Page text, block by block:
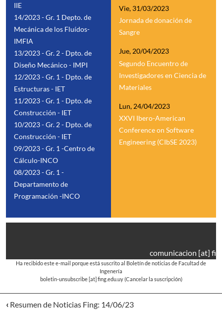
IIE
14/2023 - Gr. 1 Depto. de
Mecánica de los Fluídos-
IMFIA
13/2023 - Gr. 2 - Dpto. de
Diseño Mecánico - IMPI
12/2023 - Gr. 1 - Dpto. de
Estructuras - IET
11/2023 - Gr. 1 - Dpto. de
Construcción - IET
10/2023 - Gr. 2 - Dpto. de
Construcción - IET
09/2023 - Gr. 1 -Centro de
Cálculo-INCO
08/2023 - Gr. 1 -
Departamento de
Programación -INCO
Vie, 31/03/2023
Jornada de donación de
Sangre
Jue, 20/04/2023
Segundo Encuentro de
Investigadores en Ciencia de
Materiales
Lun, 24/04/2023
XXVI Ibero-American
Conference on Software
Engineering (CIbSE 2023)
comunicacion [at]
Ha recibido este e-mail porque está suscrito al Boletín de noticias de Facultad de
Ingenería
boletin-unsubscribe[at]fing.edu.uy(Cancelar la suscripción)
‹ Resumen de Noticias Fing: 14/06/23